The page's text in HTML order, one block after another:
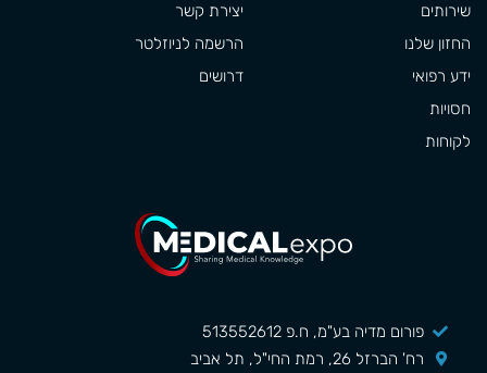
פורום מדיה בע"מ, ח.פ 513552612
רח' הברזל 26, רמת החי"ל, תל אביב
שירותים
החזון שלנו
ידע רפואי
חסויות
לקוחות
יצירת קשר
הרשמה לניוזלטר
דרושים